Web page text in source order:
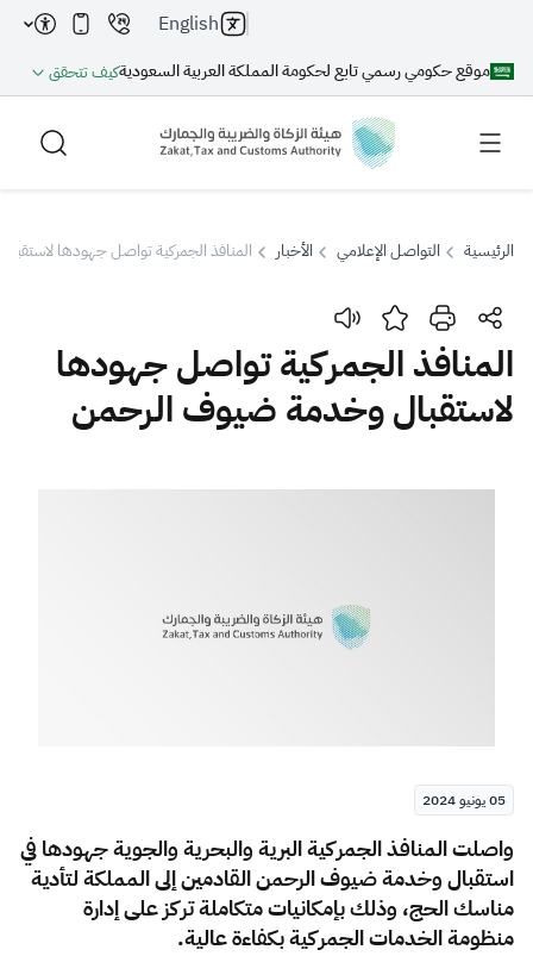
موقع حكومي رسمي تابع لحكومة المملكة العربية السعوديةكيف تتحقق
English
بحث
بحث بحث AI
اقتراحات
الرئيسية التواصل الإعلامي الأخبار المنافذ الجمركية تواصل جهودها
المنافذ الجمركية تواصل جهودها
لاستقبال وخدمة ضيوف الرحمن
05 يونيو 2024
​​​​واصلت المنافذ الجمركية البرية والبحرية والجوية جهودها في
استقبال وخدمة ضيوف الرحمن القادمين إلى المملكة لتأدية
مناسك الحج، وذلك بإمكانيات متكاملة تركز على إدارة
منظومة الخدمات الجمركية بكفاءة عالية.